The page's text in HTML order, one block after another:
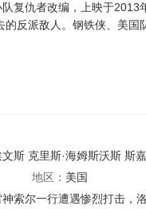
复仇者改编，上映于2013
反派敌人。钢铁侠、美国
文斯 克里斯·海姆斯沃斯 斯
地区： 美国
索尔一行遭遇惨烈打击，